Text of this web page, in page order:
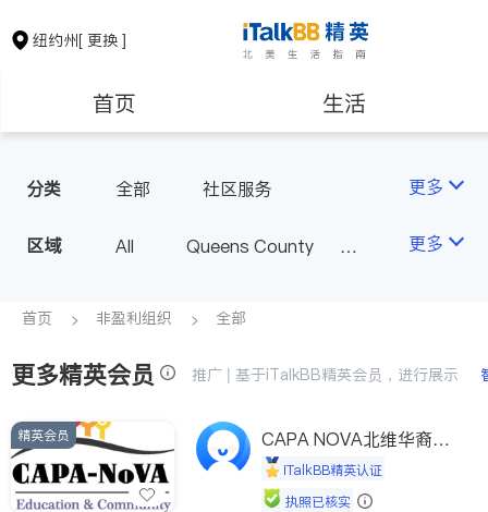
纽约州[ 更换 ]
首页 生活
保险理财 房地产租售
银行贷款
建筑装修 教育
养老 非盈利组织
分类 全部 社区服务 更多
区域 All
Queens County
Long Island
Buffalo & Syracuse
Westchester County & Orange
County
Albany
更多
首页 非盈利组织 全部
更多精英会员 推广 | 基于iTalkBB精英会员，进行展示
精英会员
CAPA NOVA北维华裔家
长会iTalkBB精英认证
执照已核实